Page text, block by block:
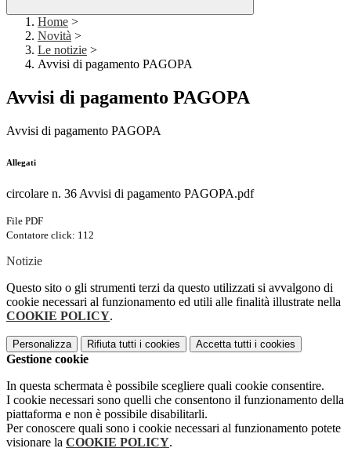
Home >
Novità >
Le notizie >
Avvisi di pagamento PAGOPA
Avvisi di pagamento PAGOPA
Avvisi di pagamento PAGOPA
Allegati
circolare n. 36 Avvisi di pagamento PAGOPA.pdf
File PDF
Contatore click: 112
Notizie
Questo sito o gli strumenti terzi da questo utilizzati si avvalgono di
cookie necessari al funzionamento ed utili alle finalità illustrate nella
COOKIE POLICY.
Personalizza Rifiuta tutti i cookies Accetta tutti i cookies
Gestione cookie
In questa schermata è possibile scegliere quali cookie consentire.
I cookie necessari sono quelli che consentono il funzionamento della
piattaforma e non è possibile disabilitarli.
Per conoscere quali sono i cookie necessari al funzionamento potete
visionare la COOKIE POLICY.